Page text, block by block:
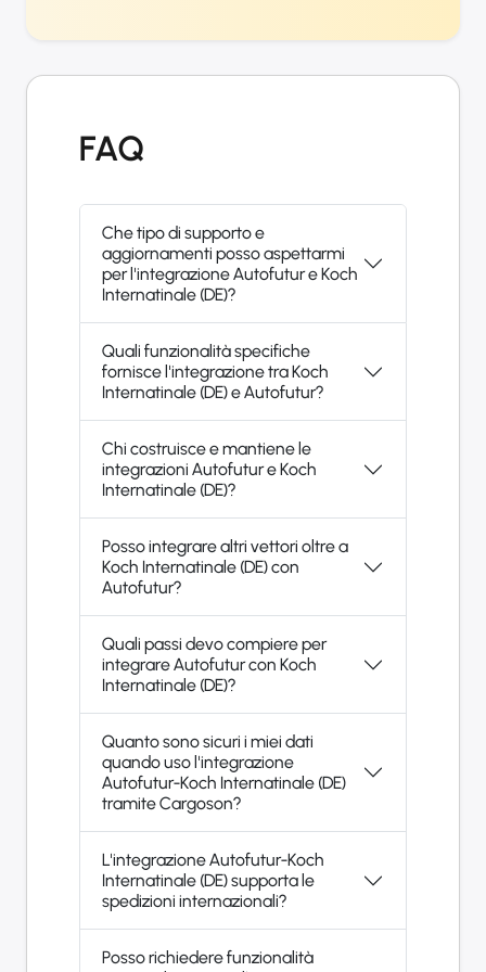
FAQ
Che tipo di supporto e
aggiornamenti posso aspettarmi
per l'integrazione Autofutur e Koch
Internatinale (DE)?
Quali funzionalità specifiche
fornisce l'integrazione tra Koch
Internatinale (DE) e Autofutur?
Chi costruisce e mantiene le
integrazioni Autofutur e Koch
Internatinale (DE)?
Posso integrare altri vettori oltre a
Koch Internatinale (DE) con
Autofutur?
Quali passi devo compiere per
integrare Autofutur con Koch
Internatinale (DE)?
Quanto sono sicuri i miei dati
quando uso l'integrazione
Autofutur-Koch Internatinale (DE)
tramite Cargoson?
L'integrazione Autofutur-Koch
Internatinale (DE) supporta le
spedizioni internazionali?
Posso richiedere funzionalità